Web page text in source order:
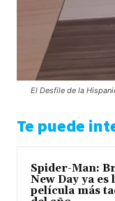
El Desfile de la
Te puede
Spider-Man:
New Day ya es
película más